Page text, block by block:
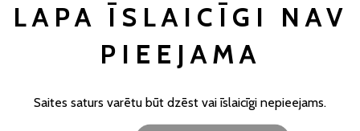
LAPA ĪSLAICĪGI NAV
PIEEJAMA
Saites saturs varētu būt dzēst vai īslaicīgi nepieejams.